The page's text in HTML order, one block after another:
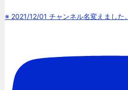
※ 2021/12/01 チャンネル名変えました。